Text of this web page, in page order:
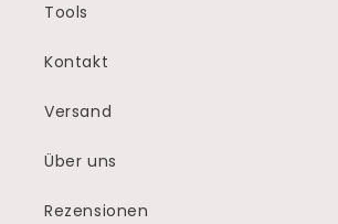
Tools
Kontakt
Versand
Über uns
Rezensionen